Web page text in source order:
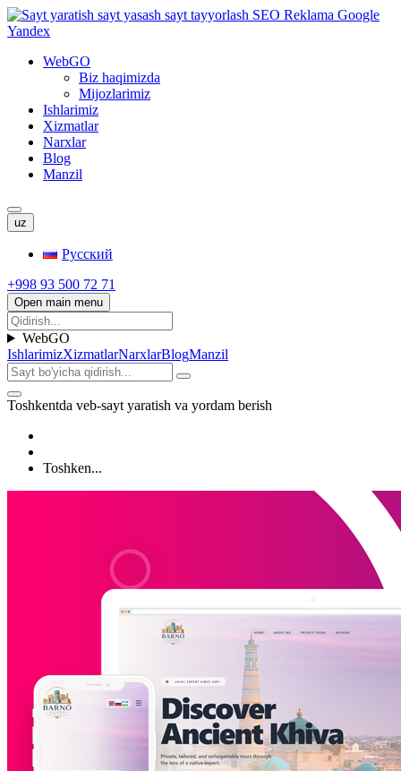
WebGO
Biz haqimizda
Mijozlarimiz
Ishlarimiz
Xizmatlar
Narxlar
Blog
Manzil
uz
Русский
+998 93 500 72 71
Open main menu
WebGO
IshlarimizXizmatlarNarxlarBlogManzil
Toshkentda veb-sayt yaratish va yordam berish
Toshken...